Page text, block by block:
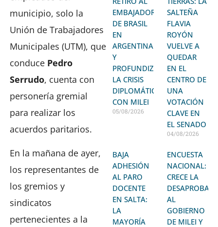
municipio, solo la
Unión de Trabajadores
Municipales (UTM), que
conduce Pedro
Serrudo, cuenta con
personería gremial
para realizar los
acuerdos paritarios.
En la mañana de ayer,
los representantes de
los gremios y
sindicatos
pertenecientes a la
EMBAJADOR
DE BRASIL
EN
ARGENTINA
Y
PROFUNDIZA
LA CRISIS
DIPLOMÁTICA
CON MILEI
05/08/2026
SALTEÑA
FLAVIA
ROYÓN
VUELVE A
QUEDAR
EN EL
CENTRO DE
UNA
VOTACIÓN
CLAVE EN
EL SENADO
04/08/2026
BAJA
ADHESIÓN
AL PARO
DOCENTE
EN SALTA:
LA
MAYORÍA
ENCUESTA
NACIONAL:
CRECE LA
AL
GOBIERNO
DE MILEI Y